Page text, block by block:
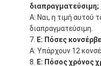
διαπραγματεύσιμη;
Α: Ναι, η τιμή αυτού
διαπραγματεύσιμη.
Ε: Πόσες
Α: Υπάρχουν 12
Ε: Πόσος χρόνος